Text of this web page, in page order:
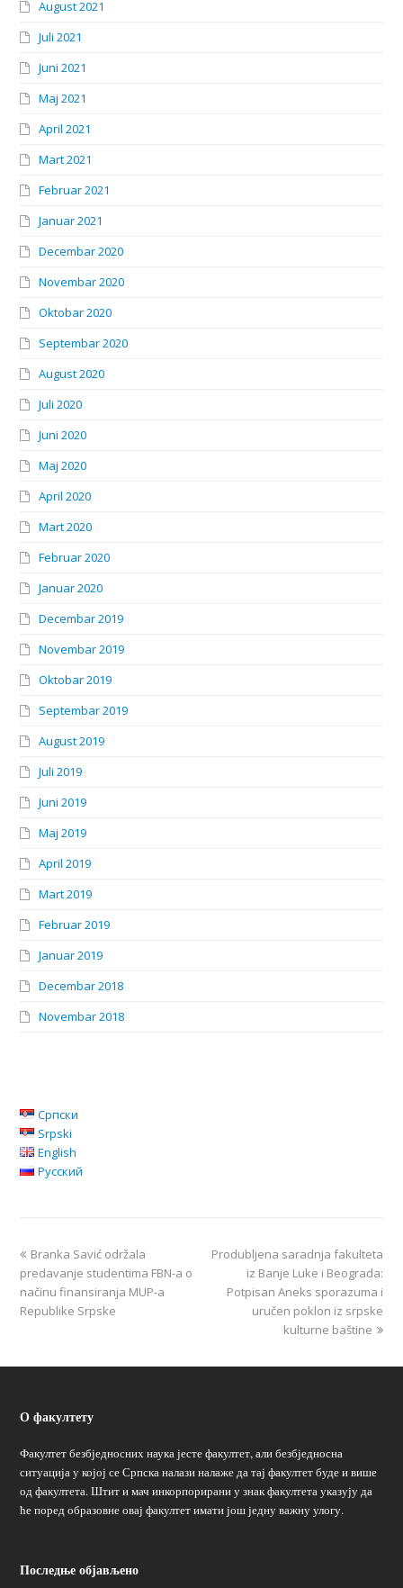
August 2021
Juli 2021
Juni 2021
Maj 2021
April 2021
Mart 2021
Februar 2021
Januar 2021
Decembar 2020
Novembar 2020
Oktobar 2020
Septembar 2020
August 2020
Juli 2020
Juni 2020
Maj 2020
April 2020
Mart 2020
Februar 2020
Januar 2020
Decembar 2019
Novembar 2019
Oktobar 2019
Septembar 2019
August 2019
Juli 2019
Juni 2019
Maj 2019
April 2019
Mart 2019
Februar 2019
Januar 2019
Decembar 2018
Novembar 2018
Српски
Srpski
English
Русский
Branka Savić održala
predavanje studentima FBN-a o
načinu finansiranja MUP-a
Republike Srpske
Produbljena saradnja fakulteta
iz Banje Luke i Beograda:
Potpisan Aneks sporazuma i
uručen poklon iz srpske
kulturne baštine
О факултету
Факултет безбједносних наука јесте факултет, али безбједносна
ситуација у којој се Српска налази налаже да тај факултет буде и више
од факултета. Штит и мач инкорпорирани у знак факултета указују да
ће поред образовне овај факултет имати још једну важну улогу.
Последње објављено